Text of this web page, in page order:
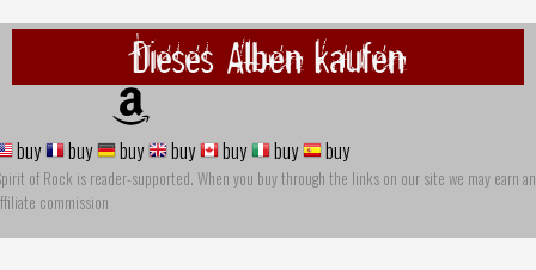
Dieses Alben kaufen
buy buy buy buy buy buy buy
of Rock is reader-supported. When you buy through the links on our site we may earn an
commission